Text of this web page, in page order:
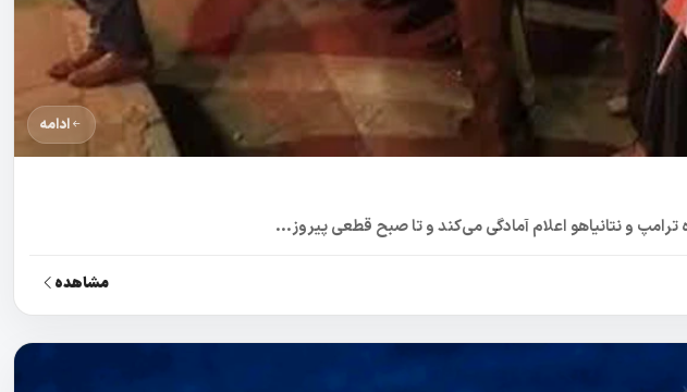
ادامه
و نتانیاهو اعلام آمادگی می‌کند و تا صبح قطعی پیروز...
مشاهده